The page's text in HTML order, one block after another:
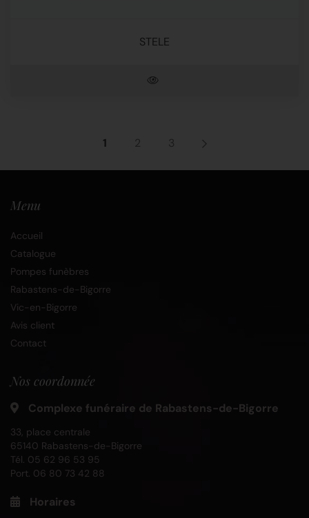
STELE
1 2 3
Menu
Accueil
Catalogue
Pompes funèbres
Rabastens-de-Bigorre
Vic-en-Bigorre
Avis client
Contact
Nos coordonnée
Complexe funéraire de Rabastens-de-Bigorre
33, place centrale
65140 Rabastens-de-Bigorre
Tél. 05 62 96 53 95
Port. 06 80 73 42 88
Horaires